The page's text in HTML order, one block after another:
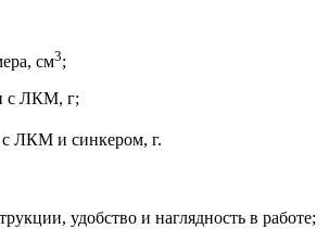
см3;
с ЛКМ, г;
с ЛКМ и синкером, г.
удобство и наглядность в работе;